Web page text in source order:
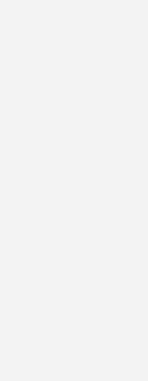
Eintracht
FC Homburg 08
SV Darmstadt